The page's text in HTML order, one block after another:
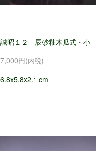
誠昭１２ 辰砂釉木瓜式・小
7,000円(内税)
6.8x5.8x2.1 cm